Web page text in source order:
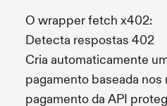
O wrapper fetch x402:
Detecta respostas 402
Cria automaticamente
pagamento baseada
pagamento da API